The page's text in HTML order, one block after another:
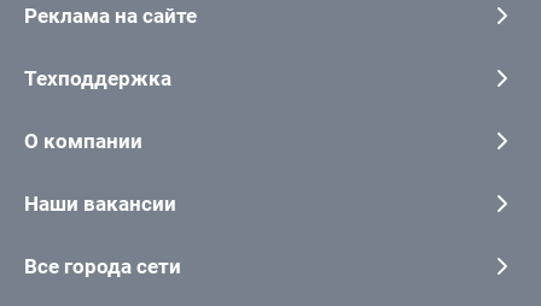
Реклама на сайте
Техподдержка
О компании
Наши вакансии
Все города сети